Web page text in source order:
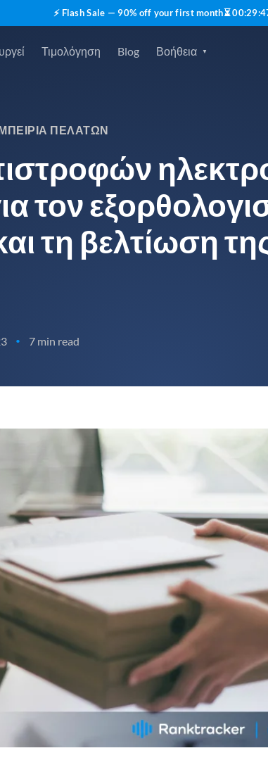
⚡ Flash Sale — 90% off your first month⏳00:29:
Τιμολόγηση Blog Βοήθεια
ΠΕΛΑΤΏΝ
τον
τη βελτίωση
• 7 min read